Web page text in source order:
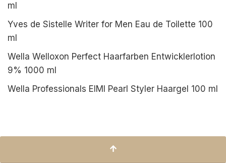
ml
Yves de Sistelle Writer for Men Eau de Toilette 100
ml
Wella Welloxon Perfect Haarfarben Entwicklerlotion
9% 1000 ml
Wella Professionals EIMI Pearl Styler Haargel 100 ml